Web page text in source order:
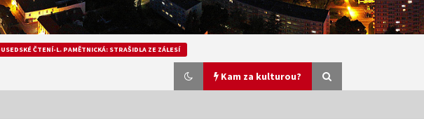
ČTENÍ-L. PAMĚTNICKÁ: STRAŠIDLA ZE ZÁLESÍ
Kam za kulturou?